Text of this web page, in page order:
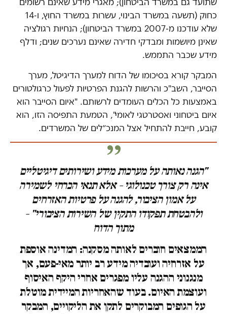
כחוק (תשעה במשרד הבינוי, עשרות במשרד החוץ, ו-14
שלא עודכנו מ-2007 במשרד הביטחון); הנחיות רגולציה
שאינן מיושמות ומבדקי חדירה שאינם נערכים שנים; ודלף
מידע שכבר התממש.
המבקר קורא בסיכומו של הדוח למערך הדיגיטל, מערך
הסייבר, השב"כ והרשות להגנת הפרטיות לפעול כרגולטורים
באמצעות כל הכלים העומדים לרשותם. "איום הסייבר הוא
איום ביטחוני ואסטרטגי לאומי", הטמעת התפיסה הזו, הוא
קובע, חייבת להתחיל אצל המנכ״לים של המשרדים.
"הגנה נאותה על מערכות מידע ושירותים דיגיטליים
אינה רק צורך טכנולוגי – אלא תנאי הכרחי לשמירה
על אמון הציבור, להגנה על פרטיות האזרחים
ולהבטחת תפקודו התקין של השירות הציבורי" –
מתוך הדוח
הממצאים חוברים לאותה מסקנה: המדינה אוספת
על אזרחיה ועובדיה מידע רב יותר מאי-פעם, אך
מנגנוני ההגנה עליו מפגרים אחרי היקף האיסוף
ועוצמת האיום. בעוד שהאחריות המיידית מוטלת
על הגופים המבוקרים לתקן את הליקויים, המבקר